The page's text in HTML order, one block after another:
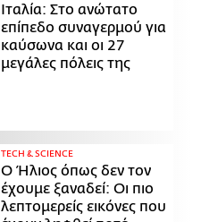
Ιταλία: Στο ανώτατο
επίπεδο συναγερμού για
καύσωνα και οι 27
μεγάλες πόλεις της
ΤECH & SCIENCE
Ο Ήλιος όπως δεν τον
έχουμε ξαναδεί: Οι πιο
λεπτομερείς εικόνες που